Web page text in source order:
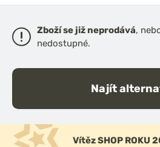
Zboží se již neprodává,
nedostupné.
Najít
Vítěz SHOP ROKU